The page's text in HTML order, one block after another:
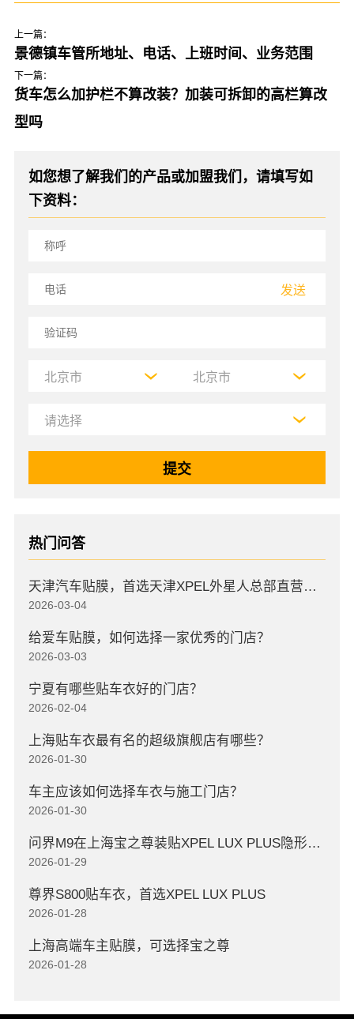
上一篇：
景德镇车管所地址、电话、上班时间、业务范围
下一篇：
货车怎么加护栏不算改装？加装可拆卸的高栏算改
型吗
如您想了解我们的产品或加盟我们，请填写如
下资料：
发送
热门问答
天津汽车贴膜，首选天津XPEL外星人总部直营店，高口碑店
2026-03-04
给爱车贴膜，如何选择一家优秀的门店？
2026-03-03
宁夏有哪些贴车衣好的门店？
2026-02-04
上海贴车衣最有名的超级旗舰店有哪些？
2026-01-30
车主应该如何选择车衣与施工门店？
2026-01-30
问界M9在上海宝之尊装贴XPEL LUX PLUS隐形车衣
2026-01-29
尊界S800贴车衣，首选XPEL LUX PLUS
2026-01-28
上海高端车主贴膜，可选择宝之尊
2026-01-28